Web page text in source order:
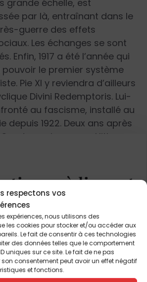
respectons vos
expériences, nous utilisons des
les cookies pour stocker et/ou accéder aux
Le fait de consentir à ces technologies
des données telles que le comportement
uniques sur ce site. Le fait de ne pas
son consentement peut avoir un effet négatif
et fonctions.
grande échelle, est
par là, entraînant dans le
guerre des effets
Les échanges se sont
Enfin, 1917 a été l’année qui
le premier système
Pie XI y reviendra d’ailleurs
Divini Redemptoris. Lui-
au fascisme, installé au
depuis 1922. Deux ans après
anno Hitler
D’où les thèmes abordés
pontificale : les fruits de
; les principes chrétiens en
et morale (droit de
et travail ; juste
des profonds
(transformation
et socialiste, la
à lire cet
article
autres
VOUS DÈS À
PRÉSENT